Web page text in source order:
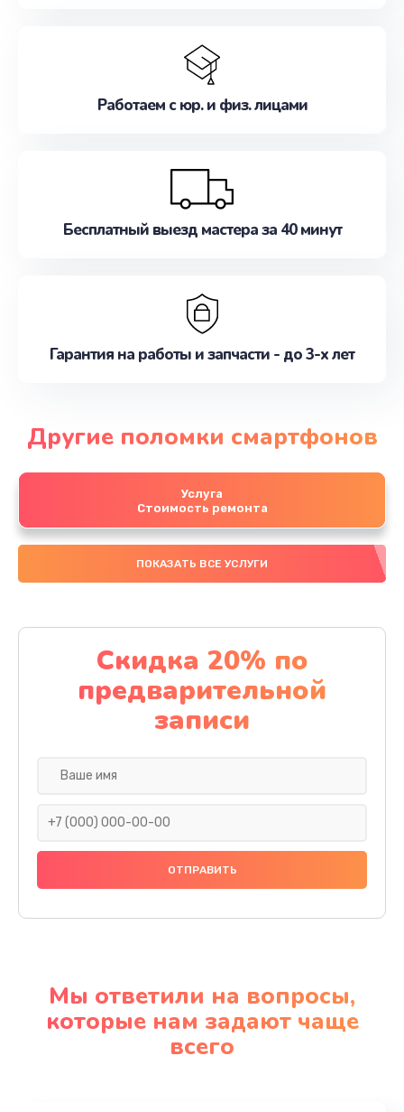
Работаем с юр. и физ. лицами
Бесплатный выезд мастера за 40 минут
Гарантия на работы и запчасти - до 3-х лет
Другие поломки смартфонов
Услуга
Стоимость ремонта
ПОКАЗАТЬ ВСЕ УСЛУГИ
Скидка 20% по
предварительной
записи
Мы ответили на вопросы,
которые нам задают чаще
всего